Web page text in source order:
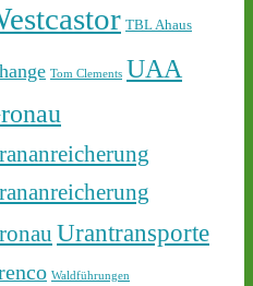
stoppen!
Uhr - die Polizei hat
Aktivisten auf der
der Straße getragen -
Atommülltransport
TBL Ahaus
Tom Clements UAA
Urantransporte
Waldführungen